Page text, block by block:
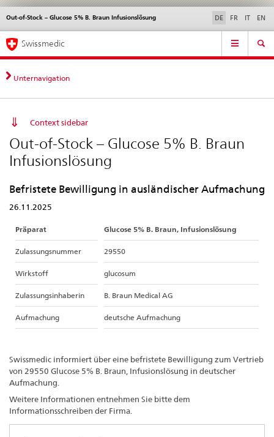
Direktnavigation
News,
Rechtsgrundlagen,
Kontakt
News & Updates Kontakt | Support & Hilfe
Out-of-Stock – Glucose 5% B. Braun Infusionslösung
Sprachwahl DE FR IT EN
Service
Hauptnavigation
Swissmedic
Unternavigation
Context sidebar
Out-of-Stock – Glucose 5% B. Braun
Infusionslösung
Befristete Bewilligung in ausländischer Aufmachung
26.11.2025
Präparat Glucose 5% B. Braun, Infusionslösung
Zulassungsnummer 29550
Wirkstoff glucosum
Zulassungsinhaberin B. Braun Medical AG
Aufmachung deutsche Aufmachung
Swissmedic informiert über eine befristete Bewilligung zum Vertrieb
von 29550 Glucose 5% B. Braun, Infusionslösung in deutscher
Aufmachung.
Weitere Informationen entnehmen Sie bitte dem
Informationsschreiben der Firma.